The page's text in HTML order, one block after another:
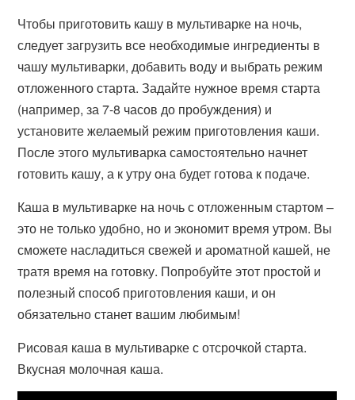
Чтобы приготовить кашу в мультиварке на ночь,
следует загрузить все необходимые ингредиенты в
чашу мультиварки, добавить воду и выбрать режим
отложенного старта. Задайте нужное время старта
(например, за 7-8 часов до пробуждения) и
установите желаемый режим приготовления каши.
После этого мультиварка самостоятельно начнет
готовить кашу, а к утру она будет готова к подаче.
Каша в мультиварке на ночь с отложенным стартом –
это не только удобно, но и экономит время утром. Вы
сможете насладиться свежей и ароматной кашей, не
тратя время на готовку. Попробуйте этот простой и
полезный способ приготовления каши, и он
обязательно станет вашим любимым!
Рисовая каша в мультиварке с отсрочкой старта.
Вкусная молочная каша.